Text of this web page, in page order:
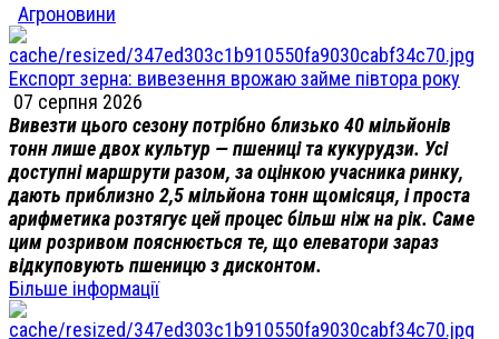
Агроновини
Експорт зерна: вивезення врожаю займе півтора року
07 серпня 2026
Вивезти цього сезону потрібно близько 40 мільйонів
тонн лише двох культур — пшениці та кукурудзи. Усі
доступні маршрути разом, за оцінкою учасника ринку,
дають приблизно 2,5 мільйона тонн щомісяця, і проста
арифметика розтягує цей процес більш ніж на рік. Саме
цим розривом пояснюється те, що елеватори зараз
відкуповують пшеницю з дисконтом.
Більше інформації